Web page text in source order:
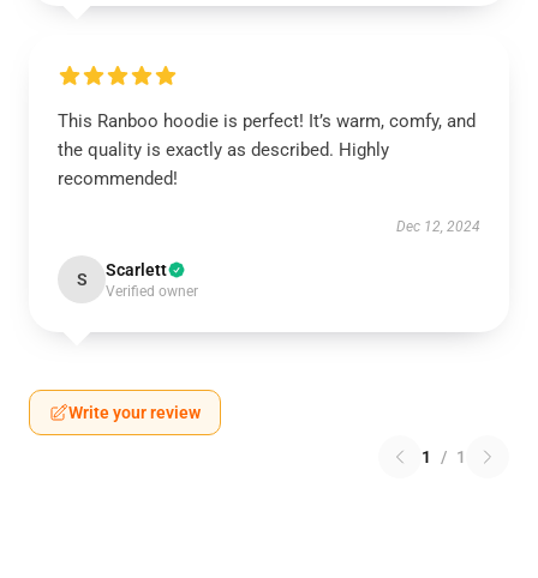
This Ranboo hoodie is perfect! It’s warm, comfy, and
the quality is exactly as described. Highly
recommended!
Dec 12, 2024
S Scarlett
Verified owner
Write your review
1 / 1